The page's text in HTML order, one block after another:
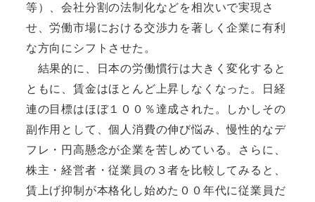
等）、会社分割の法制化などを相次いで実現さ
せ、労働市場における交渉力を著しく企業に有利
な方向にシフトさせた。
結果的に、日本の労働慣行は大きく変化すると
ともに、賃金はほとんど上昇しなくなった。日経
連の目標はほぼ１００％達成された。しかしその
副作用として、個人消費の伸び悩み、慢性的なデ
フレ・円高懸念が企業を苦しめている。さらに、
株主・経営者・従業員の３者を比較してみると、
賃上げ抑制が本格化し始めた００年代に従業員だ